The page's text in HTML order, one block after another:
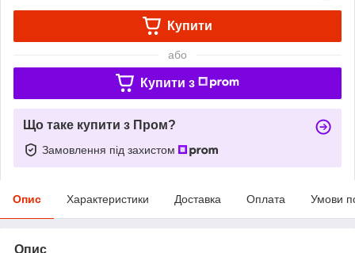
Купити
або
Купити з
Що таке купити з Пром?
Замовлення під захистом
Опис Характеристики Доставка Оплата Умови
Опис